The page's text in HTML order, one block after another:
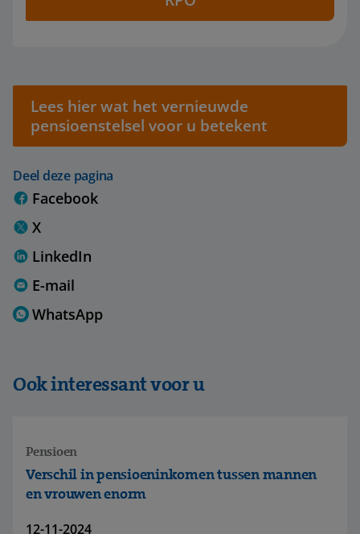
Lees hier wat het vernieuwde
pensioenstelsel voor u betekent
Deel deze pagina
Facebook
X
LinkedIn
E-mail
WhatsApp
Ook interessant voor u
Verschil in pensioeninkomen tussen mannen
en vrouwen enorm
Pensioen
12-11-2024